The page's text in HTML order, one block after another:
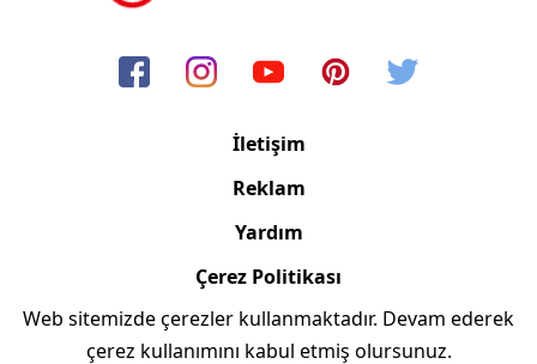
İletişim
Reklam
Yardım
Çerez Politikası
Copyright © 2006/2024 Canlimobeseizle.com
Web sitemizde çerezler kullanmaktadır. Devam ederek
çerez kullanımını kabul etmiş olursunuz.